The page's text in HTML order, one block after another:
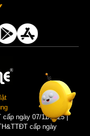
ngày 07/11/2025 |
cấp ngày